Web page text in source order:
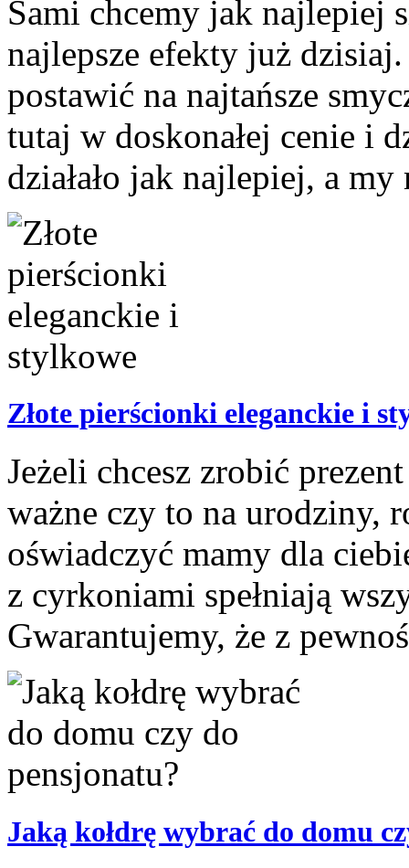
Sami chcemy jak najlepiej
najlepsze efekty już
postawić na najtańsze
tutaj w doskonałej cenie i
działało jak najlepiej, a
Złote pierścionki eleganckie i
Jeżeli chcesz zrobić
ważne czy to na urodziny,
oświadczyć mamy dla
z cyrkoniami spełniają
Gwarantujemy, że z
Jaką kołdrę wybrać do domu